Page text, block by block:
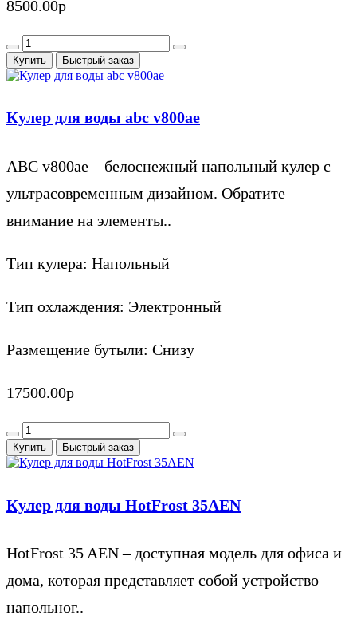
8500.00р
Купить Быстрый заказ
Кулер для воды abc v800ae
ABC v800ae – белоснежный напольный кулер с
ультрасовременным дизайном. Обратите
внимание на элементы..
Тип кулера: Напольный
Тип охлаждения: Электронный
Размещение бутыли: Снизу
17500.00р
Купить Быстрый заказ
Кулер для воды HotFrost 35AEN
HotFrost 35 AEN – доступная модель для офиса и
дома, которая представляет собой устройство
напольног..